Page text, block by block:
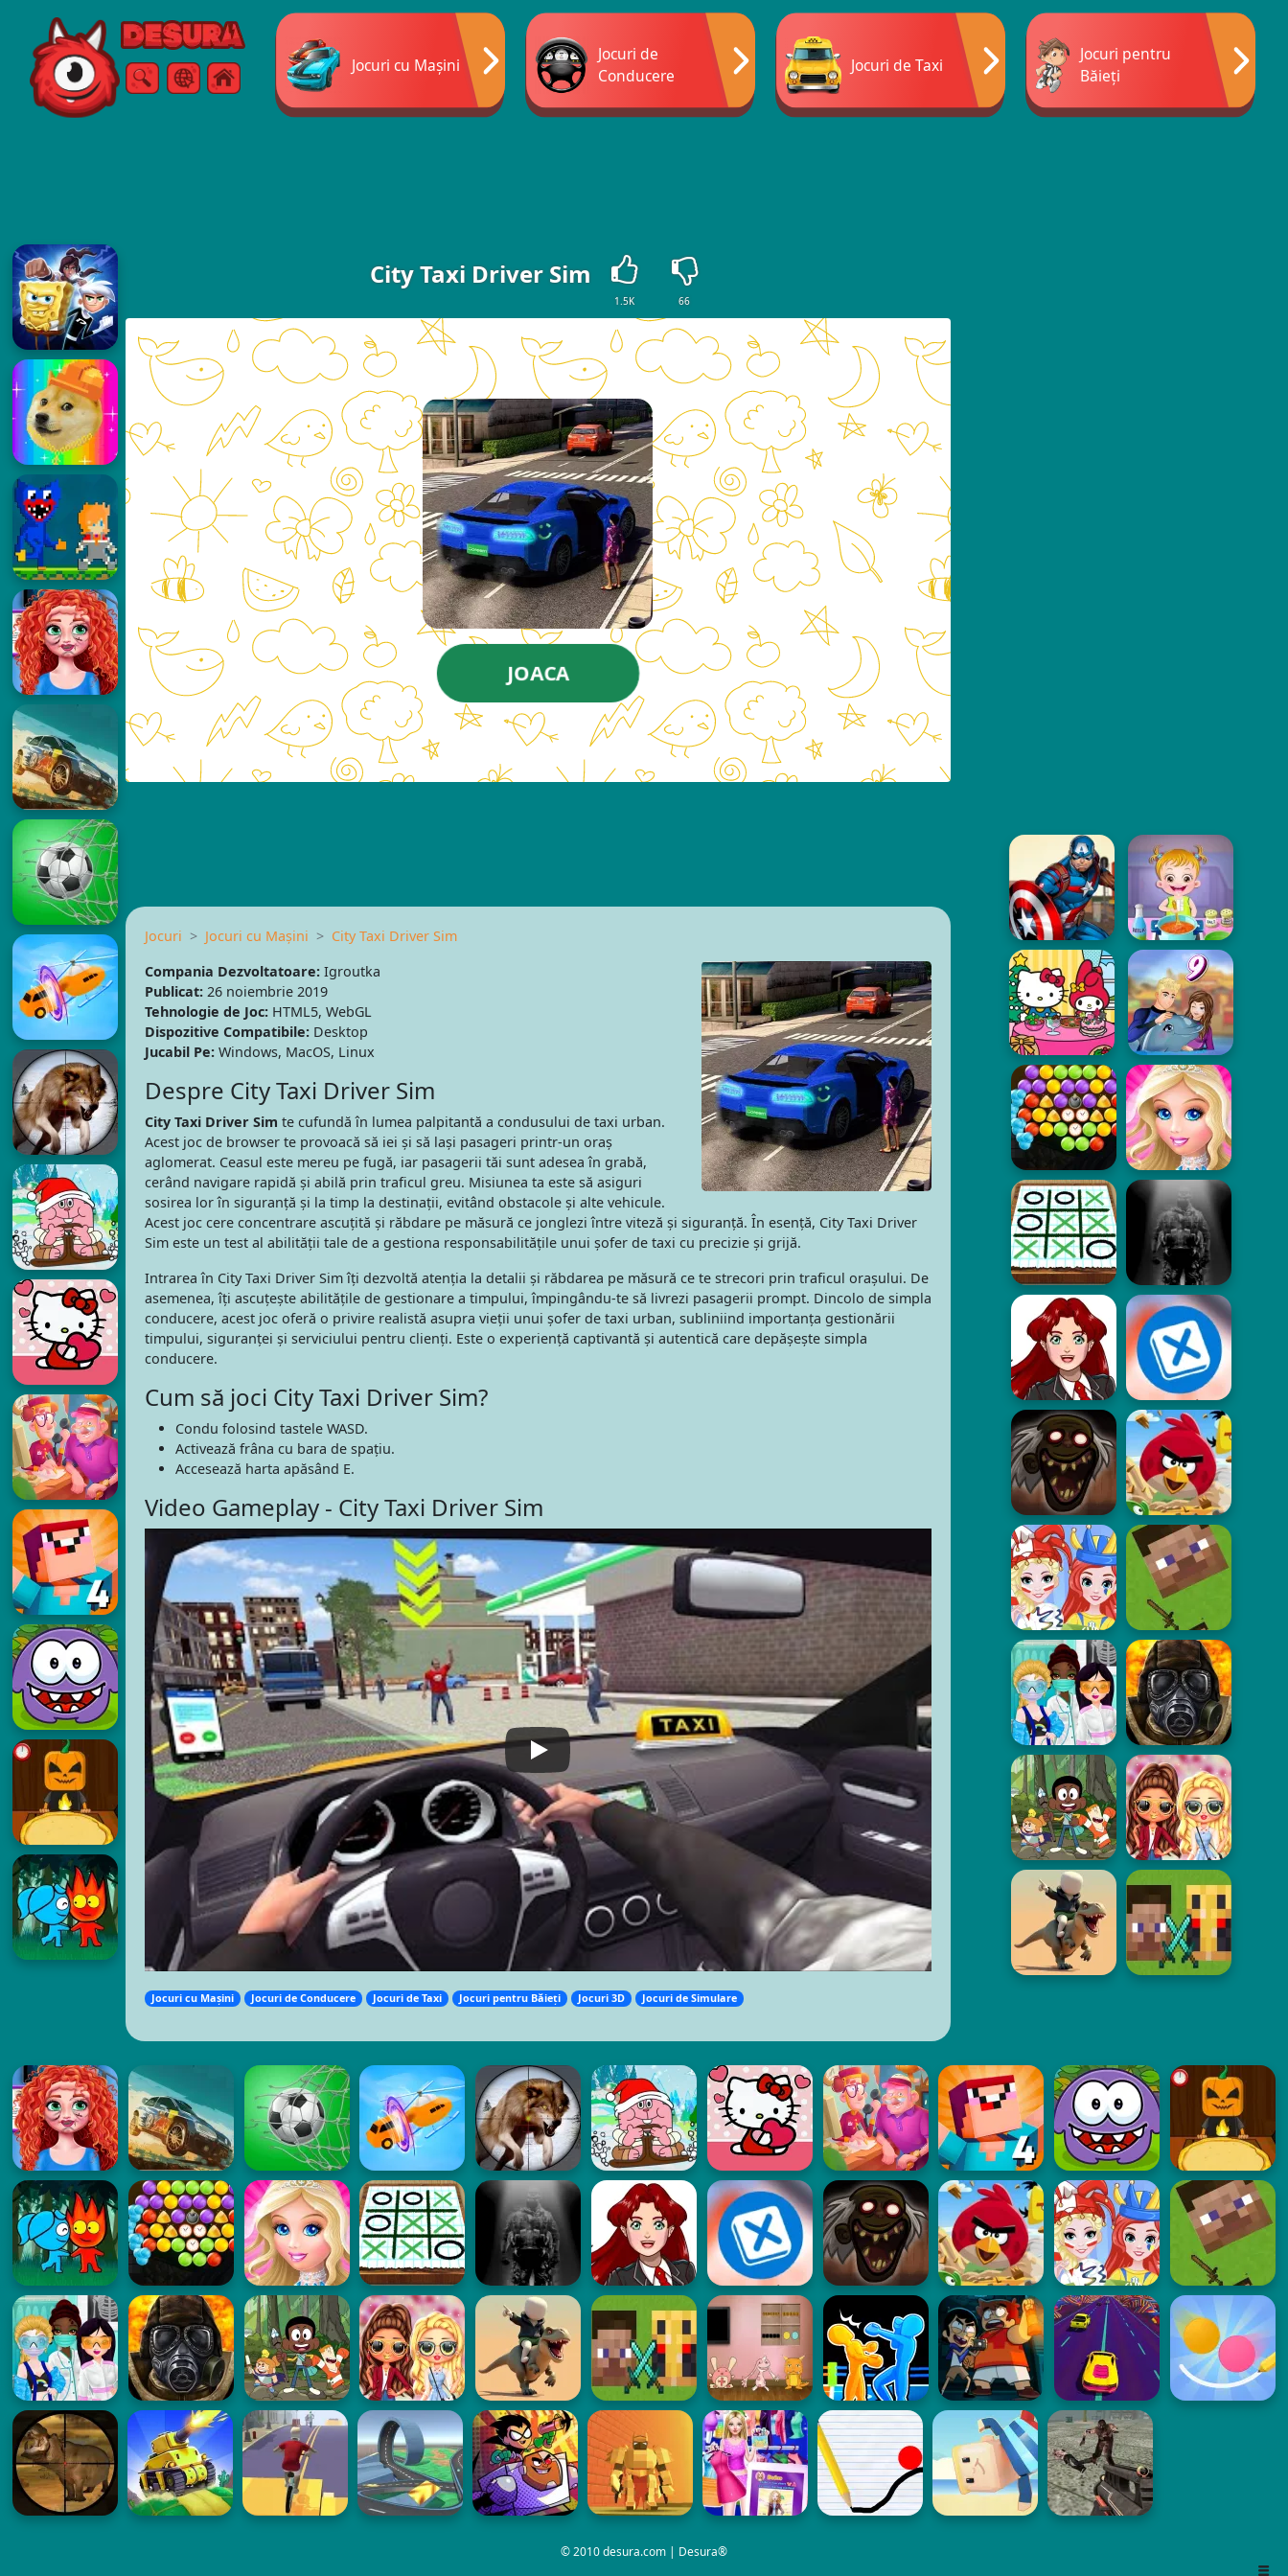
Free Online Games
CăutareMeniul
Jocuri cu Mașini
Jocuri de
Conducere
Jocuri de Taxi
Jocuri pentru
Băieți
City Taxi Driver Sim
1.5K 66
JOACA
Jocuri Jocuri cu Mașini
City Taxi Driver Sim
Compania Dezvoltatoare:Igroutka
Publicat:26 noiembrie 2019
Tehnologie de Joc:HTML5, WebGL
Dispozitive Compatibile:Desktop
Jucabil Pe:Windows, MacOS, Linux
Despre City Taxi Driver Sim
City Taxi Driver Sim te cufundă în lumea palpitantă a condusului de taxi urban.
Acest joc de browser te provoacă să iei și să lași pasageri printr-un oraș
aglomerat. Ceasul este mereu pe fugă, iar pasagerii tăi sunt adesea în grabă,
cerând navigare rapidă și abilă prin traficul greu. Misiunea ta este să asiguri
sosirea lor în siguranță și la timp la destinații, evitând obstacole și alte vehicule.
Acest joc cere concentrare ascuțită și răbdare pe măsură ce jonglezi între viteză și siguranță. În esență, City Taxi Driver
Sim este un test al abilității tale de a gestiona responsabilitățile unui șofer de taxi cu precizie și grijă.
Intrarea în City Taxi Driver Sim îți dezvoltă atenția la detalii și răbdarea pe măsură ce te strecori prin traficul orașului. De
asemenea, îți ascuțește abilitățile de gestionare a timpului, împingându-te să livrezi pasagerii prompt. Dincolo de simpla
conducere, acest joc oferă o privire realistă asupra vieții unui șofer de taxi urban, subliniind importanța gestionării
timpului, siguranței și serviciului pentru clienți. Este o experiență captivantă și autentică care depășește simpla
conducere.
Cum să joci City Taxi Driver Sim?
Condu folosind tastele WASD.
Activează frâna cu bara de spațiu.
Accesează harta apăsând E.
Video Gameplay - City Taxi Driver Sim
Jocuri cu Mașini Jocuri de Conducere Jocuri de Taxi Jocuri pentru Băieți Jocuri 3D Jocuri de Simulare
© 2010 desura.com | Desura®